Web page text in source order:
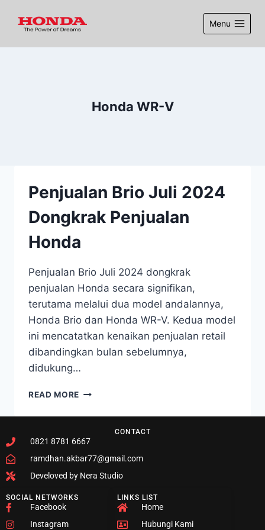
Menu
Honda WR-V
Penjualan Brio Juli 2024
Dongkrak Penjualan
Honda
Penjualan Brio Juli 2024 dongkrak
penjualan Honda secara signifikan,
terutama melalui dua model andalannya,
Honda Brio dan Honda WR-V. Kedua model
ini mencatatkan kenaikan penjualan retail
dibandingkan bulan sebelumnya,
didukung…
READ MORE
CONTACT
0821 8781 6667
ramdhan.akbar77@gmail.com
Develoved by Nera Studio
SOCIAL NETWORKS
Facebook
Instagram
LINKS LIST
Home
Hubungi Kami